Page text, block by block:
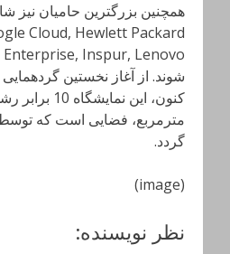
Cloud, Hewlett Packard
گردد.
(image)
نظر نویسنده: